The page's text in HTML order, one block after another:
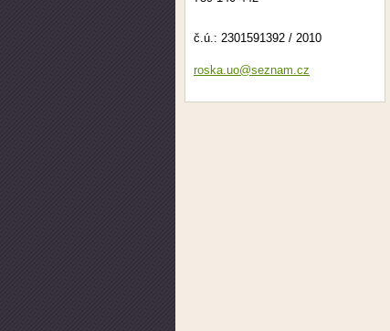
č.ú.: 2301591392 / 2010
roska.uo@seznam. cz